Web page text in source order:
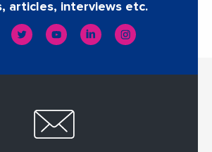
articles, interviews etc.